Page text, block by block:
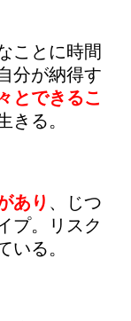
ことに時間
分が納得す
とできるこ
きる。
あり 、じつ
プ。リスク
いる。